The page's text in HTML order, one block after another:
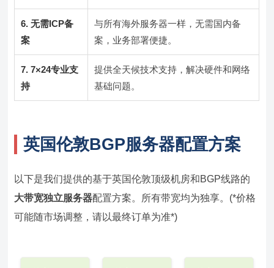
6. 无需ICP备
案
与所有海外服务器一样，无需国内备
案，业务部署便捷。
7. 7×24专业支
持
提供全天候技术支持，解决硬件和网络
基础问题。
英国伦敦BGP服务器配置方案
以下是我们提供的基于英国伦敦顶级机房和BGP线路的
大带宽独立服务器配置方案。所有带宽均为独享。(*价格
可能随市场调整，请以最终订单为准*)